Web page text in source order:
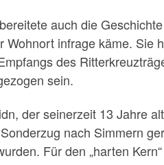
auch die
Wohnort infrage käme. Sie
des
sein.
der seinerzeit 13 Jahre
nach Simmern
Für den „harten